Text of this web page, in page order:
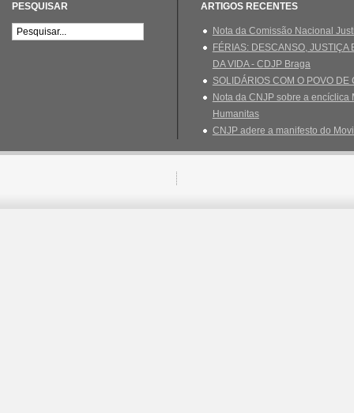
PESQUISAR ARTIGOS RECENTES
Nota da Comissão Nacional
FÉRIAS: DESCANSO, JUSTIÇA
DA VIDA - CDJP Braga
SOLIDÁRIOS COM O POVO DE
Nota da CNJP sobre a encíclica
Humanitas
CNJP adere a manifesto do